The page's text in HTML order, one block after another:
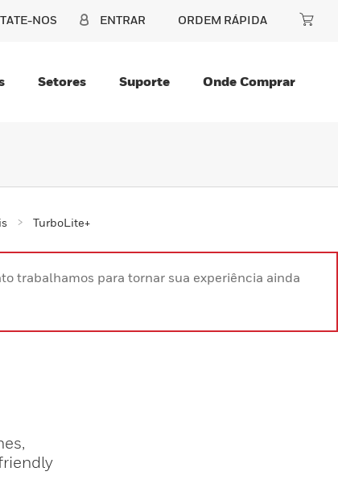
NOS ENTRAR ORDEM RÁPIDA
Setores Suporte Onde Comprar
TurboLite+
trabalhamos para tornar sua experiência ainda